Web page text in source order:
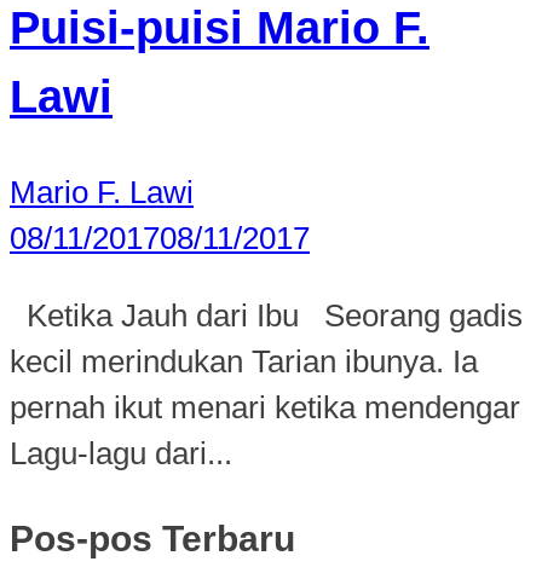
Puisi-puisi Mario F.
Lawi
Mario F. Lawi
08/11/201708/11/2017
Ketika Jauh dari Ibu Seorang gadis
kecil merindukan Tarian ibunya. Ia
pernah ikut menari ketika mendengar
Lagu-lagu dari...
Pos-pos Terbaru